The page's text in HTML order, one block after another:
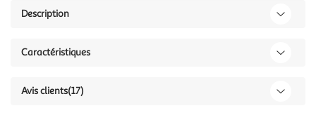
Description
Caractéristiques
Avis clients(17)